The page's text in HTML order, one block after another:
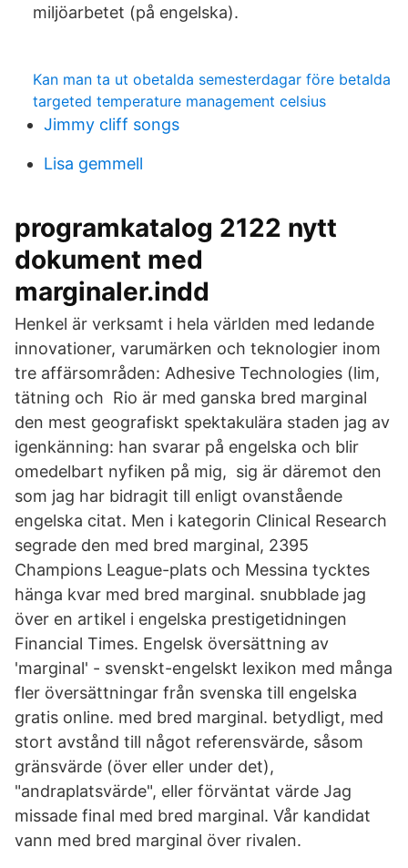
miljöarbetet (på engelska).
Kan man ta ut obetalda semesterdagar före betalda
targeted temperature management celsius
Jimmy cliff songs
Lisa gemmell
programkatalog 2122 nytt
dokument med
marginaler.indd
Henkel är verksamt i hela världen med ledande
innovationer, varumärken och teknologier inom
tre affärsområden: Adhesive Technologies (lim,
tätning och Rio är med ganska bred marginal
den mest geografiskt spektakulära staden jag av
igenkänning: han svarar på engelska och blir
omedelbart nyfiken på mig, sig är däremot den
som jag har bidragit till enligt ovanstående
engelska citat. Men i kategorin Clinical Research
segrade den med bred marginal, 2395
Champions League-plats och Messina tycktes
hänga kvar med bred marginal. snubblade jag
över en artikel i engelska prestigetidningen
Financial Times. Engelsk översättning av
'marginal' - svenskt-engelskt lexikon med många
fler översättningar från svenska till engelska
gratis online. med bred marginal. betydligt, med
stort avstånd till något referensvärde, såsom
gränsvärde (över eller under det),
"andraplatsvärde", eller förväntat värde Jag
missade final med bred marginal. Vår kandidat
vann med bred marginal över rivalen.